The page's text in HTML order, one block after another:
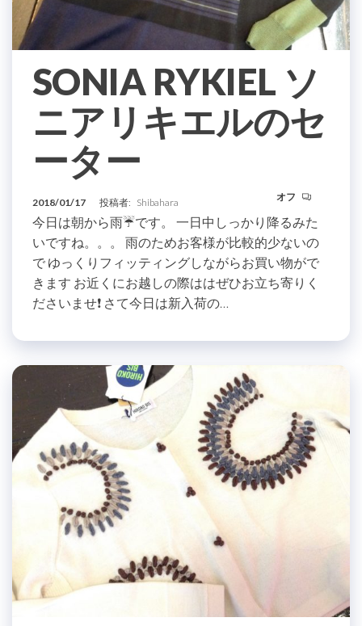
SONIA RYKIEL ソ
ニアリキエルのセ
ーター
2018/01/17 投稿者: Shibahara オフ
今日は朝から雨☔️です。 一日中しっかり降るみた
いですね。。。 雨のためお客様が比較的少ないの
で ゆっくりフィッティングしながらお買い物がで
きます お近くにお越しの際ははぜひお立ち寄りく
ださいませ❗️ さて今日は新入荷の…